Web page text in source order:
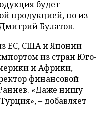
будет
продукцией, но из
Булатов.
ЕС, США и Японии
из стран Юго-
и Африки,
финансовой
«Даже нишу
– добавляет